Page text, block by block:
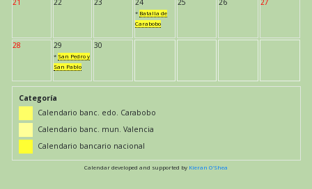
21 22 23 24
* Batalla de
Carabobo
25 26 27
28 29
* San Pedro y
San Pablo
30
Categoría
Calendario banc. edo. Carabobo
Calendario banc. mun. Valencia
Calendario bancario nacional
Calendar developed and supported by Kieran O'Shea